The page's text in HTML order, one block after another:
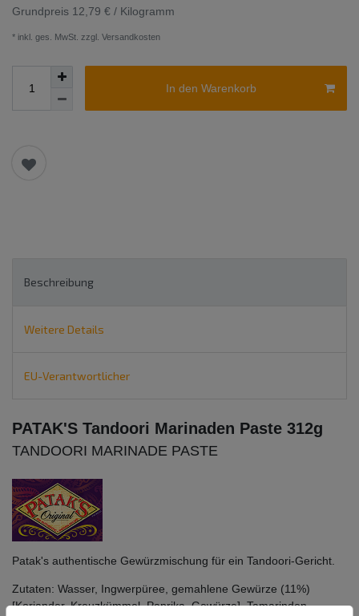
Grundpreis 12,79 € / Kilogramm
* inkl. ges. MwSt. zzgl. Versandkosten
In den Warenkorb
Beschreibung
Weitere Details
EU-Verantwortlicher
PATAK'S Tandoori Marinaden Paste 312g
TANDOORI MARINADE PASTE
Patak's authentische Gewürzmischung für ein Tandoori-Gericht.
Zutaten: Wasser, Ingwerpüree, gemahlene Gewürze (11%)
[Koriander,Kreuzkümmel, Paprika, Gewürze], Tamarinden,